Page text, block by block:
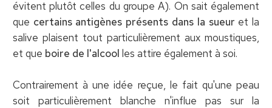
évitent plutôt celles du groupe A). On sait également
que certains antigènes présents dans la sueur et la
salive plaisent tout particulièrement aux moustiques,
et que boire de l'alcool les attire également à soi.
Contrairement à une idée reçue, le fait qu'une peau
soit particulièrement blanche n'influe pas sur la